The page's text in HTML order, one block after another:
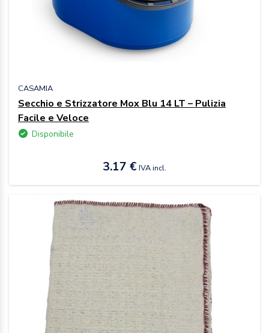
CASAMIA
Secchio e Strizzatore Mox Blu 14 LT – Pulizia
Facile e Veloce
Disponibile
3.17 € IVA incl.